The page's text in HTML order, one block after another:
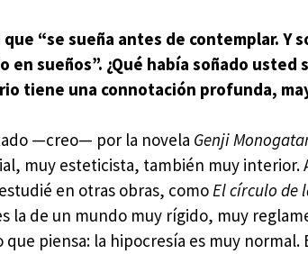
“se sueña antes de contemplar. Y
en sueños”. ¿Qué había soñado
tiene una connotación profunda,
—creo— por la novela Genji
muy esteticista, también muy interior.
en otras obras, comoEl círculo de
la de un mundo muy rígido, muy
piensa: la hipocresía es muy